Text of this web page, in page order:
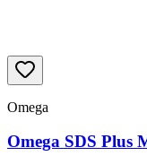
Omega
Omega SDS Plus